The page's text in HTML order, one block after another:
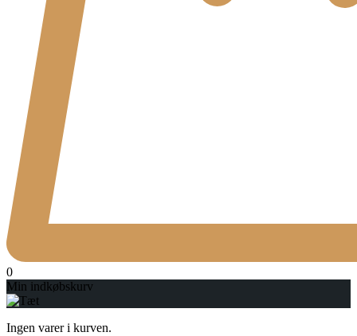
0
Min indkøbskurv
Ingen varer i kurven.